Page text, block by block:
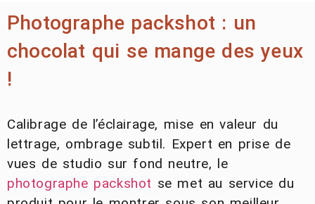
Photographe packshot : un
chocolat qui se mange des yeux
!
Calibrage de l’éclairage, mise en valeur du
lettrage, ombrage subtil. Expert en prise de
vues de studio sur fond neutre, le
photographe packshot se met au service du